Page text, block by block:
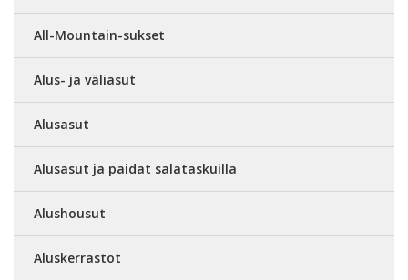
All-Mountain-sukset
Alus- ja väliasut
Alusasut
Alusasut ja paidat salataskuilla
Alushousut
Aluskerrastot